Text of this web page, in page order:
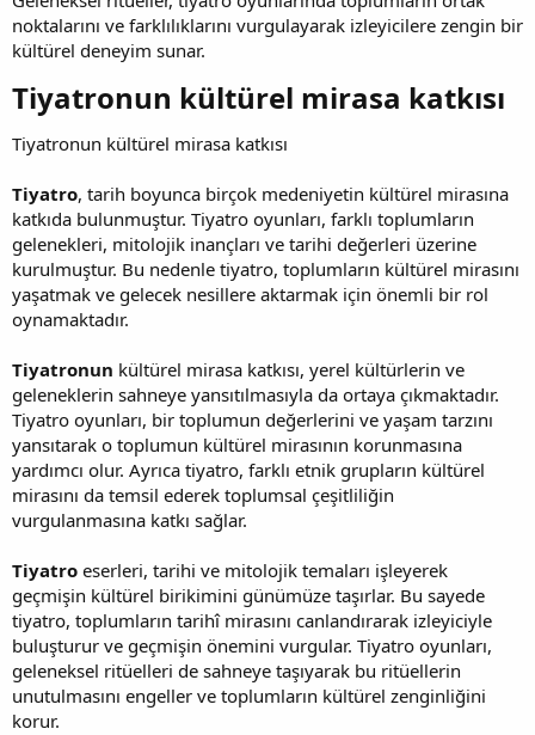
noktalarını ve farklılıklarını vurgulayarak izleyicilere zengin bir
kültürel deneyim sunar.
Tiyatronun kültürel mirasa katkısı​
Tiyatronun kültürel mirasa katkısı
Tiyatro, tarih boyunca birçok medeniyetin kültürel mirasına
katkıda bulunmuştur. Tiyatro oyunları, farklı toplumların
gelenekleri, mitolojik inançları ve tarihi değerleri üzerine
kurulmuştur. Bu nedenle tiyatro, toplumların kültürel mirasını
yaşatmak ve gelecek nesillere aktarmak için önemli bir rol
oynamaktadır.
Tiyatronun kültürel mirasa katkısı, yerel kültürlerin ve
geleneklerin sahneye yansıtılmasıyla da ortaya çıkmaktadır.
Tiyatro oyunları, bir toplumun değerlerini ve yaşam tarzını
yansıtarak o toplumun kültürel mirasının korunmasına
yardımcı olur. Ayrıca tiyatro, farklı etnik grupların kültürel
mirasını da temsil ederek toplumsal çeşitliliğin
vurgulanmasına katkı sağlar.
Tiyatro eserleri, tarihi ve mitolojik temaları işleyerek
geçmişin kültürel birikimini günümüze taşırlar. Bu sayede
tiyatro, toplumların tarihî mirasını canlandırarak izleyiciyle
buluşturur ve geçmişin önemini vurgular. Tiyatro oyunları,
geleneksel ritüelleri de sahneye taşıyarak bu ritüellerin
unutulmasını engeller ve toplumların kültürel zenginliğini
korur.